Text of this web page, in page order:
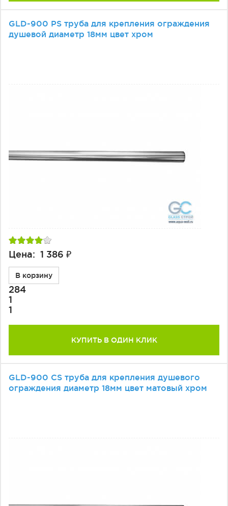
GLD-900 PS труба для крепления ограждения
душевой диаметр 18мм цвет хром
Цена: 1 386 ₽
В корзину
284
1
1
КУПИТЬ В ОДИН КЛИК
GLD-900 CS труба для крепления душевого
ограждения диаметр 18мм цвет матовый хром